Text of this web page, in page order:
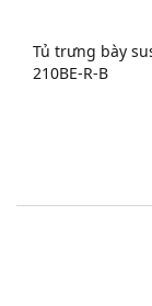
Tủ trưng bày
210BE-R-B